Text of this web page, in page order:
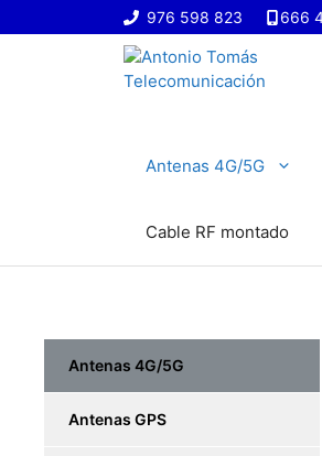
al
976 598 823 666
Antenas 4G/5G
Cable RF montado
Antenas 4G/5G
Antenas GPS